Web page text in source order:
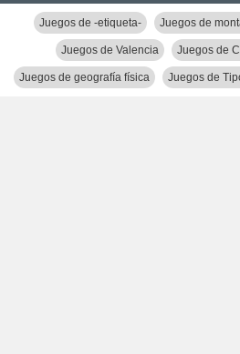
Juegos de -etiqueta- Juegos de
Juegos de Valencia Juegos de
Juegos de geografía física Juegos de